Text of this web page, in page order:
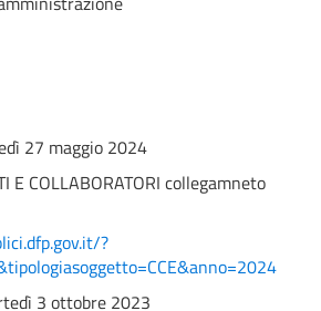
27 maggio 2024
E COLLABORATORI collegamneto
?
3 ottobre 2023